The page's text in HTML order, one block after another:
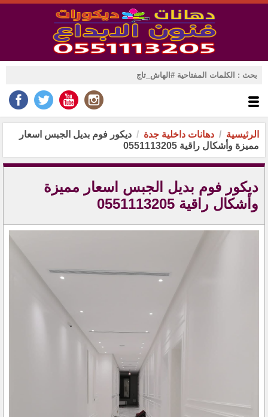
الرئيسية دهانات داخلية جدة
ديكور فوم بديل الجبس اسعار
مميزة وأشكال راقية 0551113205
ديكور فوم بديل الجبس اسعار مميزة
وأشكال راقية 0551113205